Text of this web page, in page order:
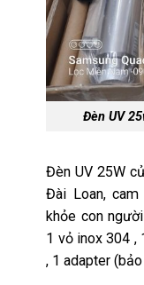
Đèn UV
Đèn UV 25W
Đài Loan,
khỏe con
1 vỏ inox 304 ,
, 1 adapter